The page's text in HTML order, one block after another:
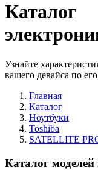
Каталог
Узнайте
вашего девайса по
Главная
Каталог
Ноутбуки
Toshiba
SATELLITE
Каталог моделей